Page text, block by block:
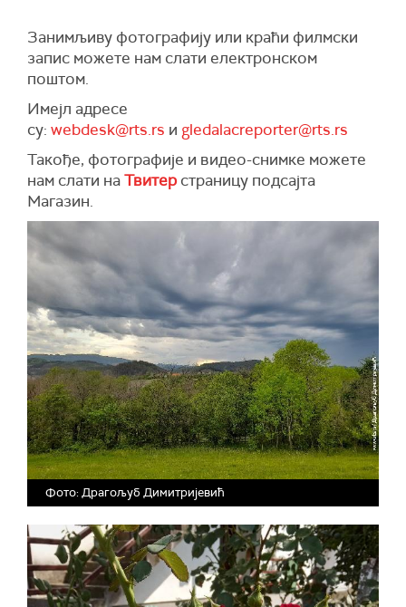
Занимљиву фотографију или краћи филмски
запис можете нам слати електронском
поштом.
Имејл адресе
су: webdesk@rts.rs и gledalacreporter@rts.rs
Такође, фотографије и видео-снимке можете
нам слати наТвитер страницу подсајта
Магазин.
Фото: Драгољуб Димитријевић